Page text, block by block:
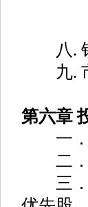
1 .
2. 影
八. 销
九. 市
第六章
一．
二．
三．